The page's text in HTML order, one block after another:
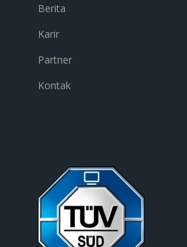
Berita
Karir
Partner
Kontak